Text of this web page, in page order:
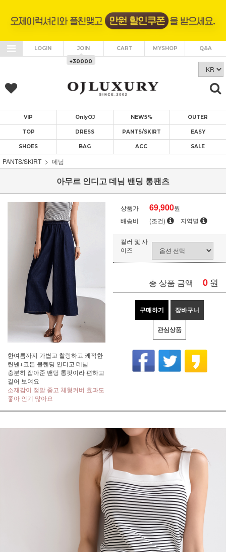
LOGIN
JOIN
+30000
CART MYSHOP Q&A
VIP OnlyOJ NEW5% OUTER
TOP DRESS PANTS/SKIRT EASY
SHOES BAG ACC SALE
PANTS/SKIRT 데님
아무르 인디고 데님 밴딩 통팬츠
한여름까지 가볍고 찰랑하고 쾌적한
린넨+코튼 블렌딩 인디고 데님
충분히 잡아준 밴딩 통핏이라 편하고
길어 보여요
소재감이 정말 좋고 체형커버 효과도
좋아 인기 많아요
상품가 69,900원
배송비
(조건) 지역별
컬러 및 사
이즈
총 상품 금액 0 원
구매하기 장바구니
관심상품